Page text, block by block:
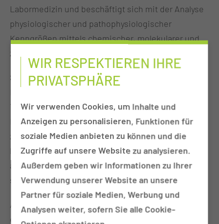
Labormedizin und beschäftigt sich mit der Analyse
physiologischer und pathophysiologischer
Kenngrößen mittels chemischer, molekularer und
zellulärer Analysenverfahren.
Sie liefert damit einen wichtigen Beitrag für die
Therapiekontrolle verschiedenster Erkrankungen.
Dabei kommen vielfältige Untersuchungsmethoden
zum Einsatz. Durch automatisierte Systemlösungen
können wir rund um die Uhr ein breites Spektrum
an Untersuchungsparametern anbieten und
schnelle Ergebnisse liefern.
Als Untersuchungsmaterial wird häufig Blut
eingesetzt, aber auch Urin, Liquor und andere
WIR RESPEKTIEREN IHRE
PRIVATSPHÄRE
Wir verwenden Cookies, um Inhalte und
Anzeigen zu personalisieren, Funktionen für
soziale Medien anbieten zu können und die
Zugriffe auf unsere Website zu analysieren.
Außerdem geben wir Informationen zu Ihrer
Verwendung unserer Website an unsere
Partner für soziale Medien, Werbung und
Analysen weiter, sofern Sie alle Cookie-